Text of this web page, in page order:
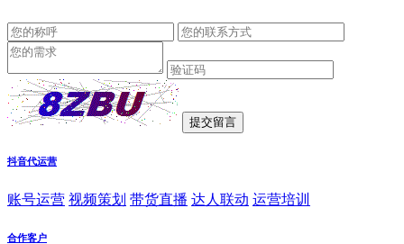
抖音代运营
账号运营 视频策划 带货直播 达人联动 运营培训
合作客户